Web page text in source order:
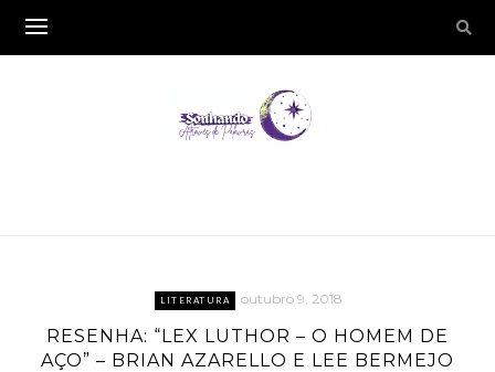
LITERATURA outubro 9, 2018
RESENHA: “LEX LUTHOR – O HOMEM DE
AÇO” – BRIAN AZARELLO E LEE BERMEJO